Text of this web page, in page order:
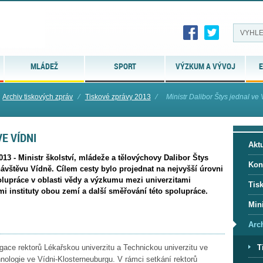
MLÁDEŽ SPORT VÝZKUM A VÝVOJ
Archiv tiskových zpráv ⁄ Tiskové zprávy 2013 ⁄ Ministr Dalibor Štys jednal ve
VÍDNI
- Ministr školství, mládeže a tělovýchovy Dalibor Štys
Vídně. Cílem cesty bylo projednat na nejvyšší úrovni
v oblasti vědy a výzkumu mezi univerzitami
instituty obou zemí a další směřování této spolupráce.
rektorů Lékařskou univerzitu a Technickou univerzitu ve
ve Vídni-Klosterneuburgu. V rámci setkání rektorů